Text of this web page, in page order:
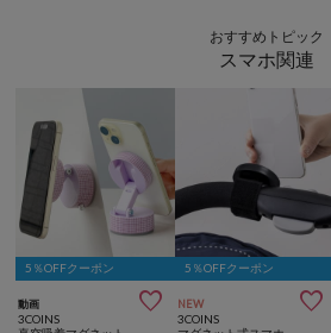
おすすめトピック
スマホ関連
5％OFFクーポン
動画 
3COINS
5％OFFクーポン
NEW 
3COINS